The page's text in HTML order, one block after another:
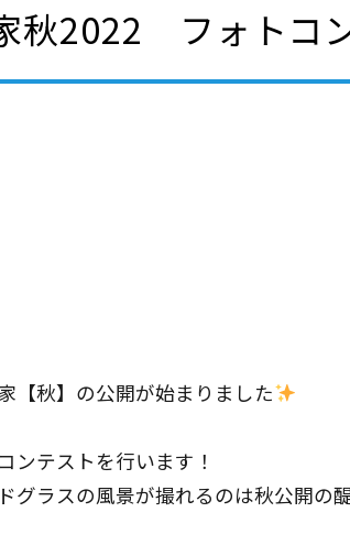
秋2022 フォトコ
【秋】の公開が始まりました
ンテストを行います！
グラスの風景が撮れるのは秋公開の醍